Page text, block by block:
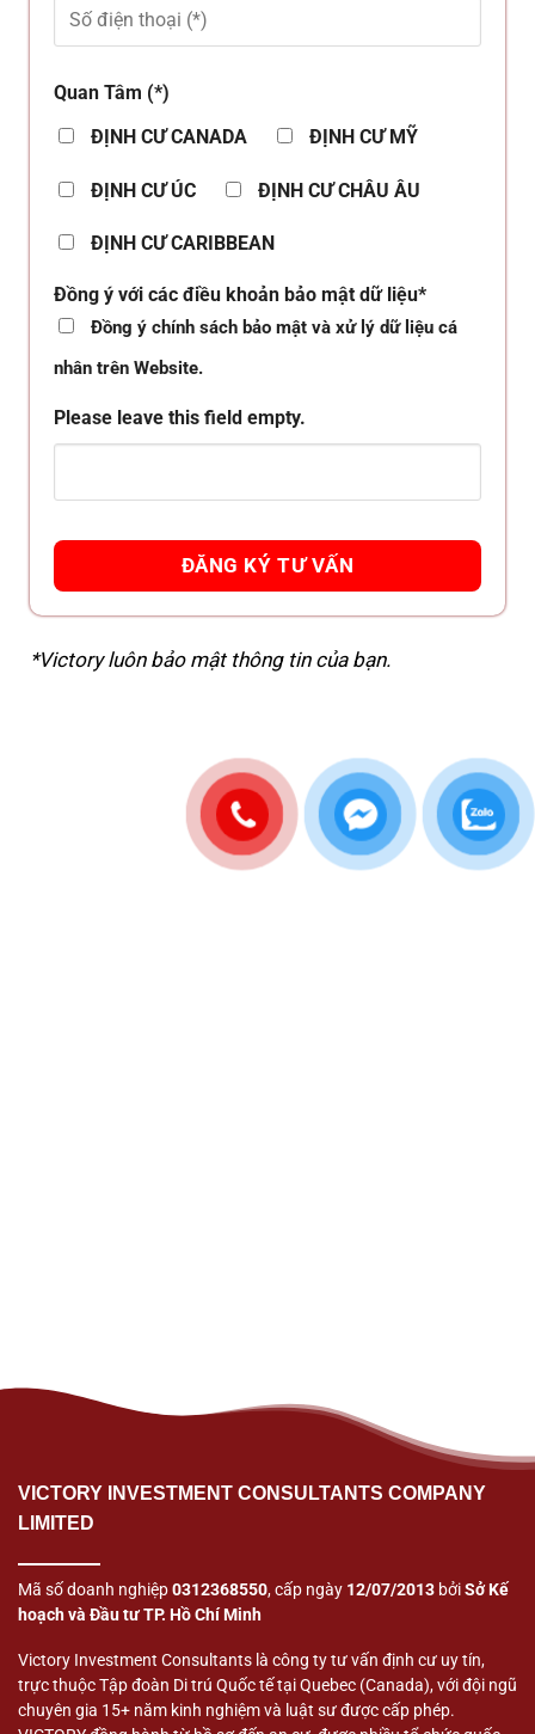
Quan Tâm (*)
ĐỊNH CƯ CANADA
ĐỊNH CƯ MỸ
ĐỊNH CƯ ÚC ĐỊNH CƯ CHÂU ÂU
ĐỊNH CƯ CARIBBEAN
Đồng ý với các điều khoản bảo mật dữ liệu*
Đồng ý chính sách bảo mật và xử lý dữ liệu cá
nhân trên Website.
Please leave this field empty.
*Victory luôn bảo mật thông tin của bạn.
VICTORY INVESTMENT CONSULTANTS COMPANY
LIMITED
Mã số doanh nghiệp0312368550, cấp ngày 12/07/2013 bởiSở Kế
hoạch và Đầu tư TP. Hồ Chí Minh
Victory Investment Consultants là công ty tư vấn định cư uy tín,
trực thuộc Tập đoàn Di trú Quốc tế tại Quebec (Canada), với đội ngũ
chuyên gia 15+ năm kinh nghiệm và luật sư được cấp phép.